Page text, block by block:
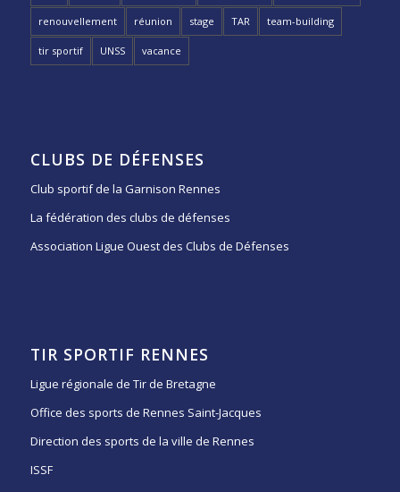
renouvellement réunion stage TAR team-building
tir sportif UNSS vacance
CLUBS DE DÉFENSES
Club sportif de la Garnison Rennes
La fédération des clubs de défenses
Association Ligue Ouest des Clubs de Défenses
TIR SPORTIF RENNES
Ligue régionale de Tir de Bretagne
Office des sports de Rennes Saint-Jacques
Direction des sports de la ville de Rennes
ISSF